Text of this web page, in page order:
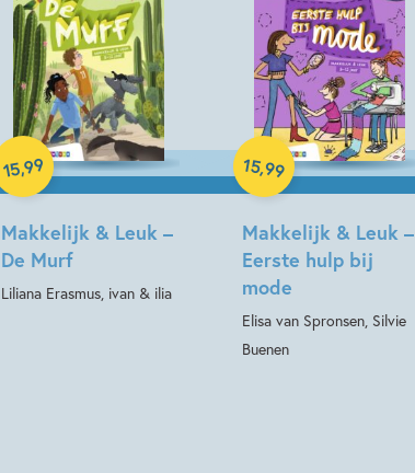
Makkelijk & Leuk –
De Murf
Liliana Erasmus, ivan & ilia
15,99
Hardcover
Makkelijk & Leuk –
Eerste hulp bij
mode
Elisa van Spronsen, Silvie
Buenen
15,99
Hardcover